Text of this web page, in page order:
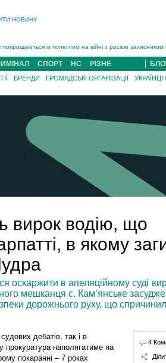
НОВИНУ
попрощаються із полеглим на війні з росією
5 серпня попрощаються із захисником Богданом
загибель захисника із Нанкова на Хустщині Юліана
поліг військовий з Виноградова Ігнат Роздяловський
внаслідок ДТП за участі трьох авто постраждали 13
районного ТЦК на Закарпатті судитимуть за
СПОРТ НС РІЗНЕ
БРЕНДИ ГРОМАДСЬКІ ОРГАНІЗАЦІЇ
вирок водію, що
в якому
оскаржити в апеляційному суді
мешканця с. Кам’янське
дорожнього руху, що
дебатів, так і в
прокуратура наполягатиме на
покаранні – 7 роках
4